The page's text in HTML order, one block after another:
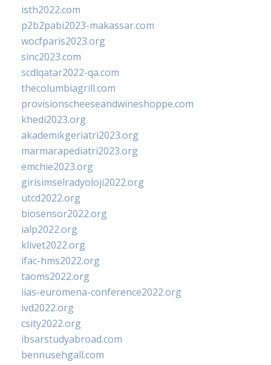
isth2022.com
p2b2pabi2023-makassar.com
wocfparis2023.org
sinc2023.com
scdlqatar2022-qa.com
thecolumbiagrill.com
provisionscheeseandwineshoppe.com
khedi2023.org
akademikgeriatri2023.org
marmarapediatri2023.org
emchie2023.org
girisimselradyoloji2022.org
utcd2022.org
biosensor2022.org
ialp2022.org
klivet2022.org
ifac-hms2022.org
taoms2022.org
iias-euromena-conference2022.org
ivd2022.org
csity2022.org
ibsarstudyabroad.com
bennusehgall.com